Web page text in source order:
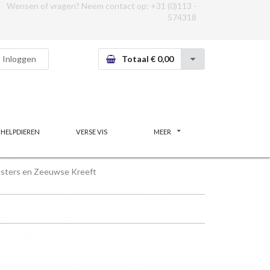
Wensen of vragen? Neem contact op: +31 (0)113 -
574318
Inloggen Totaal € 0,00
VERSE VIS MEER
en Zeeuwse Kreeft